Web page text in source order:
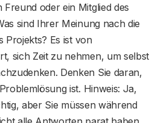
Freund oder ein Mitglied des
sind Ihrer Meinung nach die
Projekts? Es ist von
sich Zeit zu nehmen, um selbst
Denken Sie daran,
ist. Hinweis: Ja,
aber Sie müssen während